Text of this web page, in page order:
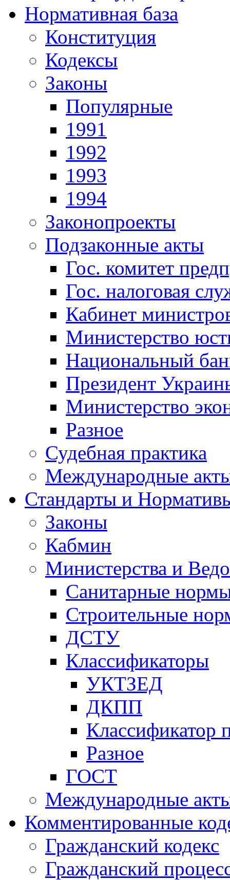
Нормативная база
Конституция
Кодексы
Законы
Популярные
1991
1992
1993
1994
Законопроекты
Подзаконные акты
Гос. комитет
Гос. налоговая
Кабинет
Министерство
Национальный
Президент
Министерство
Разное
Судебная практика
Международные
Стандарты и
Законы
Кабмин
Министерства и
Санитарные
Строительные
ДСТУ
Классификаторы
УКТЗЕД
ДКПП
Классификатор
Разное
ГОСТ
Международные
Комментированные
Гражданский кодекс
Гражданский